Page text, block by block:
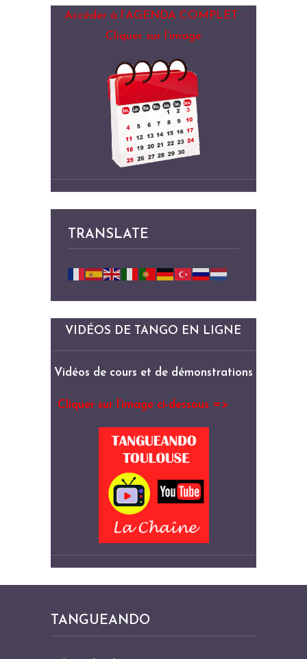
Accéder à l’AGENDA COMPLET :
Cliquer sur l’image
TRANSLATE
VIDÉOS DE TANGO EN LIGNE
Vidéos de cours et de démonstrations
Cliquer sur l’image ci-dessous =>
TANGUEANDO